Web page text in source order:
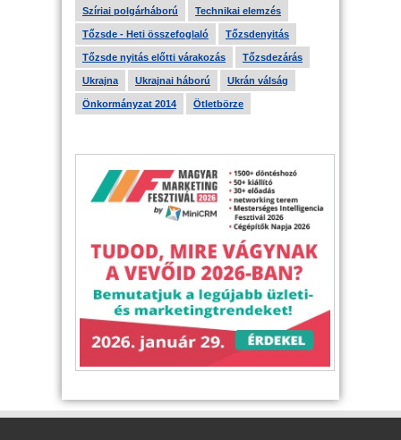
Szíriai polgárháború Technikai elemzés
Tőzsde - Heti összefoglaló Tőzsdenyitás
Tőzsde nyitás előtti várakozás Tőzsdezárás
Ukrajna Ukrajnai háború Ukrán válság
Önkormányzat 2014 Ötletbörze